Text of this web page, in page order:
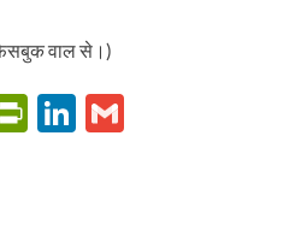
फेसबुक वाल से।)
P
Li